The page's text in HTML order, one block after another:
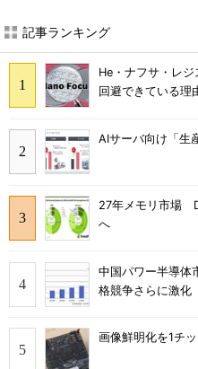
記事ランキング
He・ナフサ・レ
回避できている理
AIサーバ向け「生
27年メモリ市場
へ
中国パワー半導
格競争さらに激化
画像鮮明化を1チ